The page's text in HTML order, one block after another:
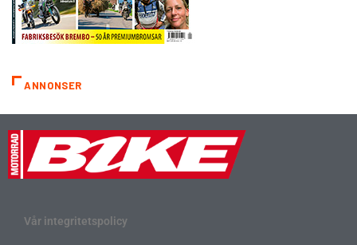
ANNONSER
Vår integritetspolicy